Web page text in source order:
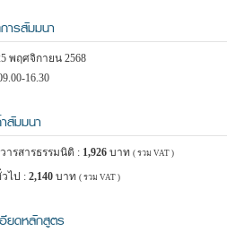
ารสัมมนา
พฤศจิกายน 2568
16.30
สัมมนา
ารสารธรรมนิติ : 1,926 บาท ( รวม VAT )
ไป : 2,140 บาท ( รวม VAT )
อียดหลักสูตร